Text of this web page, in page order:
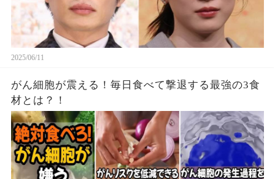
2025/06/11
がん細胞が震える！毎日食べて撃退する最強の3食
材とは？！